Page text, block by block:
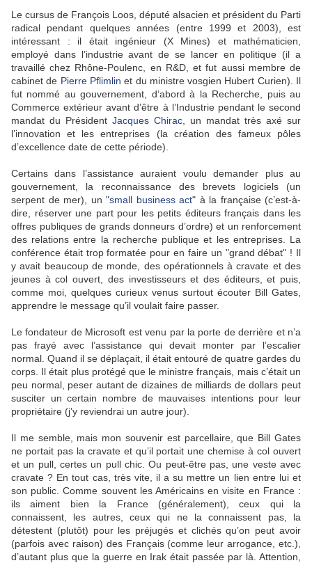
Le cursus de François Loos, député alsacien et président du Parti
radical pendant quelques années (entre 1999 et 2003), est
intéressant : il était ingénieur (X Mines) et mathématicien,
employé dans l’industrie avant de se lancer en politique (il a
travaillé chez Rhône-Poulenc, en R&D, et fut aussi membre de
cabinet de Pierre Pflimlin et du ministre vosgien Hubert Curien). Il
fut nommé au gouvernement, d‘abord à la Recherche, puis au
Commerce extérieur avant d’être à l’Industrie pendant le second
mandat du Président Jacques Chirac , un mandat très axé sur
l’innovation et les entreprises (la création des fameux pôles
d’excellence date de cette période).
Certains dans l’assistance auraient voulu demander plus au
gouvernement, la reconnaissance des brevets logiciels (un
serpent de mer), un "small business act" à la française (c’est-à-
dire, réserver une part pour les petits éditeurs français dans les
offres publiques de grands donneurs d’ordre) et un renforcement
des relations entre la recherche publique et les entreprises. La
conférence était trop formatée pour en faire un "grand débat" ! Il
y avait beaucoup de monde, des opérationnels à cravate et des
jeunes à col ouvert, des investisseurs et des éditeurs, et puis,
comme moi, quelques curieux venus surtout écouter Bill Gates,
apprendre le message qu’il voulait faire passer.
Le fondateur de Microsoft est venu par la porte de derrière et n’a
pas frayé avec l’assistance qui devait monter par l’escalier
normal. Quand il se déplaçait, il était entouré de quatre gardes du
corps. Il était plus protégé que le ministre français, mais c’était un
peu normal, peser autant de dizaines de milliards de dollars peut
susciter un certain nombre de mauvaises intentions pour leur
propriétaire (j’y reviendrai un autre jour).
Il me semble, mais mon souvenir est parcellaire, que Bill Gates
ne portait pas la cravate et qu’il portait une chemise à col ouvert
et un pull, certes un pull chic. Ou peut-être pas, une veste avec
cravate ? En tout cas, très vite, il a su mettre un lien entre lui et
son public. Comme souvent les Américains en visite en France :
ils aiment bien la France (généralement), ceux qui la
connaissent, les autres, ceux qui ne la connaissent pas, la
détestent (plutôt) pour les préjugés et clichés qu’on peut avoir
(parfois avec raison) des Français (comme leur arrogance, etc.),
d’autant plus que la guerre en Irak était passée par là. Attention,